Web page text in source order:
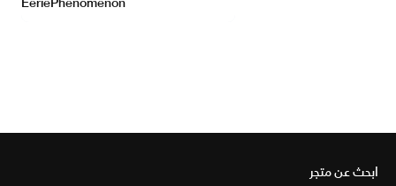
ابحث عن متجر